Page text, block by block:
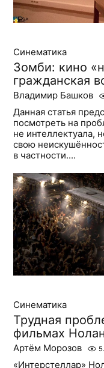
Синематика
Зомби: кино
гражданская
Владимир Башков
Данная статья
посмотреть на
не интеллектуала,
свою
в частности....
Синематика
Трудная
фильмах
Артём Морозов
«Интерстеллар»